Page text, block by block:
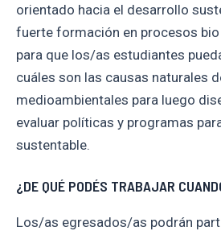
orientado hacia el desarrollo
fuerte formación en procesos
para que los/as estudiantes
cuáles son las causas naturales
medioambientales para luego
evaluar políticas y programas
sustentable.
¿DE QUÉ PODÉS TRABAJAR
Los/as egresados/as podrán